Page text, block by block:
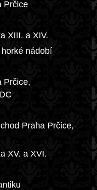
Prčice
XIII. a XIV.
nádobí
Prčice,
Praha Prčice,
XV. a XVI.